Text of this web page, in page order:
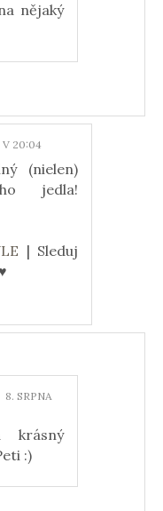
nějaký
V 20:04
(nielen)
jedla!
| Sleduj
♥
8. SRPNA
krásný
:)